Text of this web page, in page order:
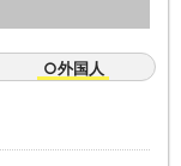
○外国人